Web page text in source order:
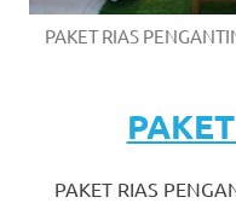
PAKET RIAS
PAKET RIAS